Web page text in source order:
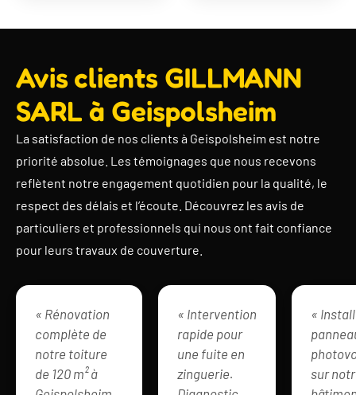
Avis clients GILLMANN
SARL à Geispolsheim
La satisfaction de nos clients à Geispolsheim est notre
priorité absolue. Les témoignages que nous recevons
reflètent notre engagement quotidien pour la qualité, le
respect des délais et l’écoute. Découvrez les avis de
particuliers et professionnels qui nous ont fait confiance
pour leurs travaux de couverture.
« Rénovation
complète de
notre toiture
de 120 m² à
« Intervention
rapide pour
une fuite en
zinguerie.
«
sur